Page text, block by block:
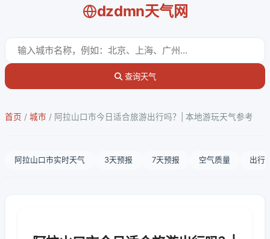
dzdmn天气网
查询天气
首页 / 城市 / 阿拉山口市今日适合旅游出行吗？| 本地游玩天气参考
阿拉山口市实时天气 3天预报 7天预报 空气质量 出行